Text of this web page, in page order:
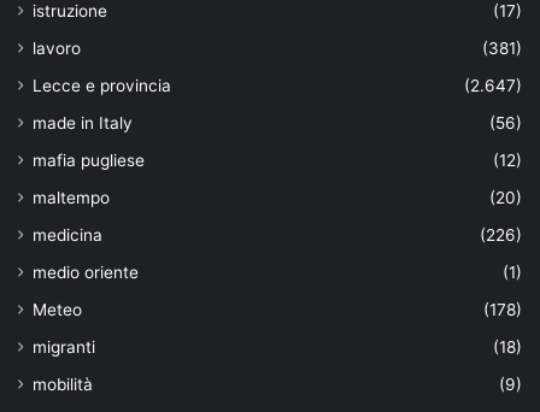
istruzione
(17)
lavoro
(381)
Lecce e provincia
(2.647)
made in Italy
(56)
mafia pugliese
(12)
maltempo
(20)
medicina
(226)
medio oriente
(1)
Meteo
(178)
migranti
(18)
mobilità
(9)